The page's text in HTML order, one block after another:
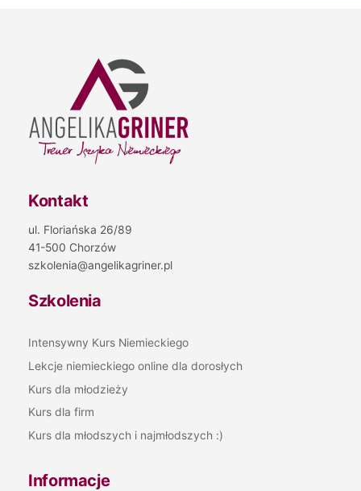
Kontakt
ul. Floriańska 26/89
41-500 Chorzów
szkolenia@angelikagriner.pl
Szkolenia
Intensywny Kurs Niemieckiego
Lekcje niemieckiego online dla dorosłych
Kurs dla młodzieży
Kurs dla firm
Kurs dla młodszych i najmłodszych :)
Informacje